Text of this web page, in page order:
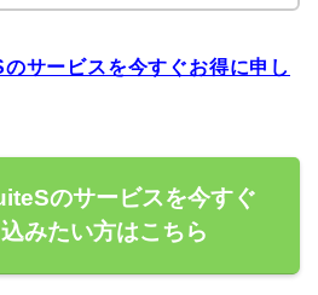
サービスを今すぐお得に申し
のサービスを今すぐ
みたい方はこちら